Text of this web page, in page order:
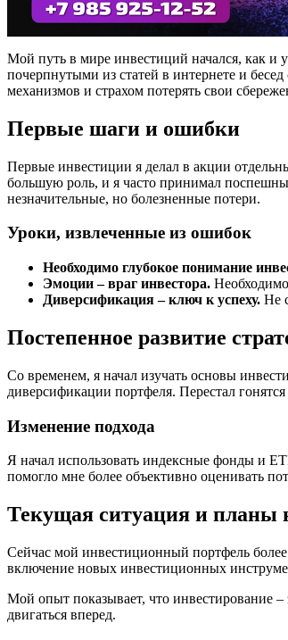
Мой путь в мире инвестиций начался, как
почерпнутыми из статей в интернете и
механизмов и страхом потерять свои
Первые шаги и ошибки
Первые инвестиции я делал в акции
большую роль, и я часто принимал
незначительные, но болезненные потери.
Уроки, извлеченные из ошибок
Необходимо глубокое понимание
Эмоции – враг инвестора.
Диверсификация – ключ к успеху. Не
Постепенное развитие
Со временем, я начал изучать основы
диверсификации портфеля. Перестал
Изменение подхода
Я начал использовать индексные фонды и
помогло мне более объективно оценивать
Текущая ситуация и планы
Сейчас мой инвестиционный портфель
включение новых инвестиционных
Мой опыт показывает, что инвестирование –
двигаться вперед.